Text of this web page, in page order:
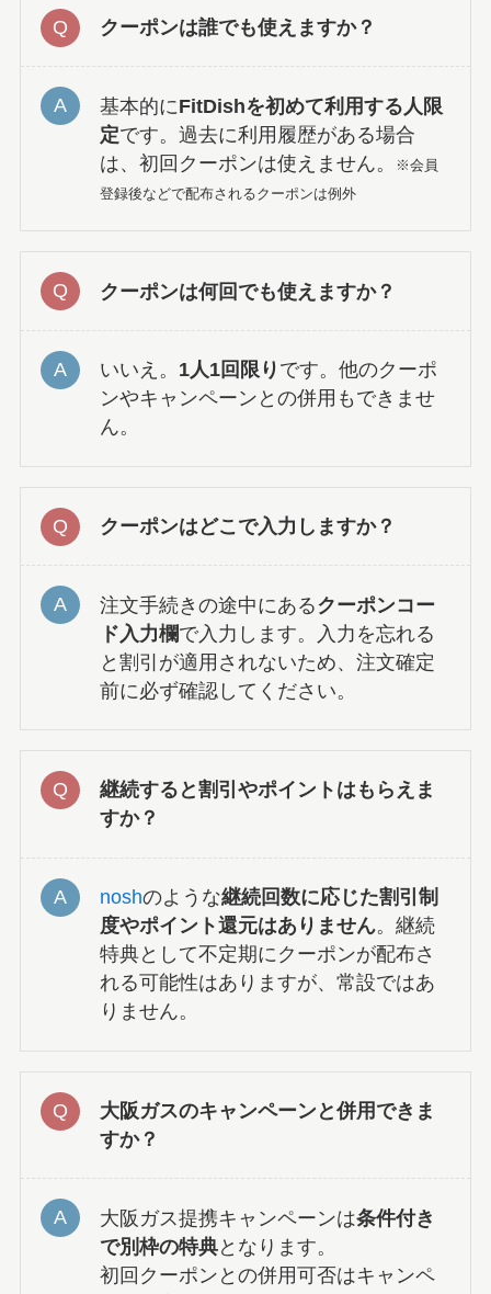
クーポンは誰でも使えますか？
基本的にFitDishを初めて利用する人限
定です。過去に利用履歴がある場合
は、初回クーポンは使えません。
※会員
登録後などで配布されるクーポンは例外
クーポンは何回でも使えますか？
いいえ。 1人1回限り です。他のクーポ
ンやキャンペーンとの併用もできませ
ん。
クーポンはどこで入力しますか？
注文手続きの途中にあるクーポンコー
ド入力欄で入力します。入力を忘れる
と割引が適用されないため、注文確定
前に必ず確認してください。
継続すると割引やポイントはもらえま
すか？
noshのような継続回数に応じた割引制
度やポイント還元はありません。継続
特典として不定期にクーポンが配布さ
れる可能性はありますが、常設ではあ
りません。
大阪ガスのキャンペーンと併用できま
すか？
大阪ガス提携キャンペーンは条件付き
で別枠の特典となります。
初回クーポンとの併用可否はキャンペ